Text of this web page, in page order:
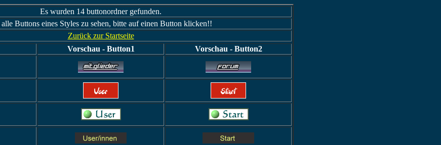
Es wurden 14 buttonordner gefunden.
Buttons eines Styles zu sehen, bitte auf einen Button klicken!!
Zurück zur Startseite
Vorschau - Button1 Vorschau - Button2